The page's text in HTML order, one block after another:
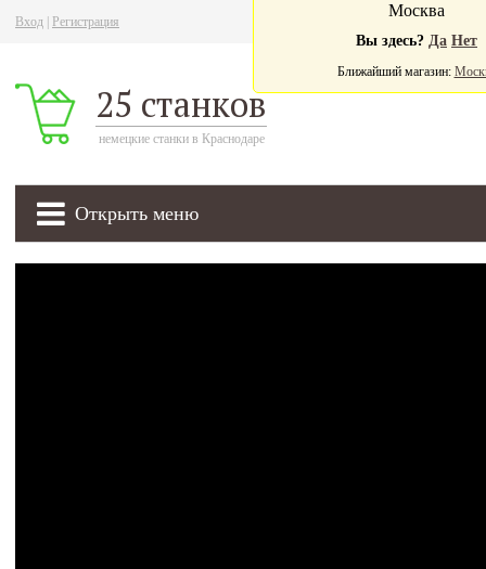
Вход Регистрация
25 станков
немецкие станки в Краснодаре
Открыть меню
Москва
Вы здесь? Да Нет
Ближайший магазин: